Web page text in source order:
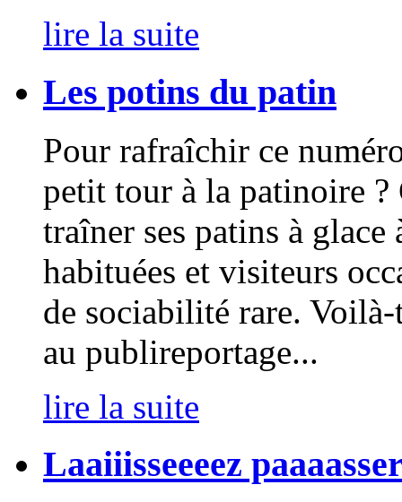
lire la suite
Les potins du patin
Pour rafraîchir ce
petit tour à la patinoire
traîner ses patins à
habituées et visiteurs
de sociabilité rare.
au publireportage...
lire la suite
Laaiiisseeeez